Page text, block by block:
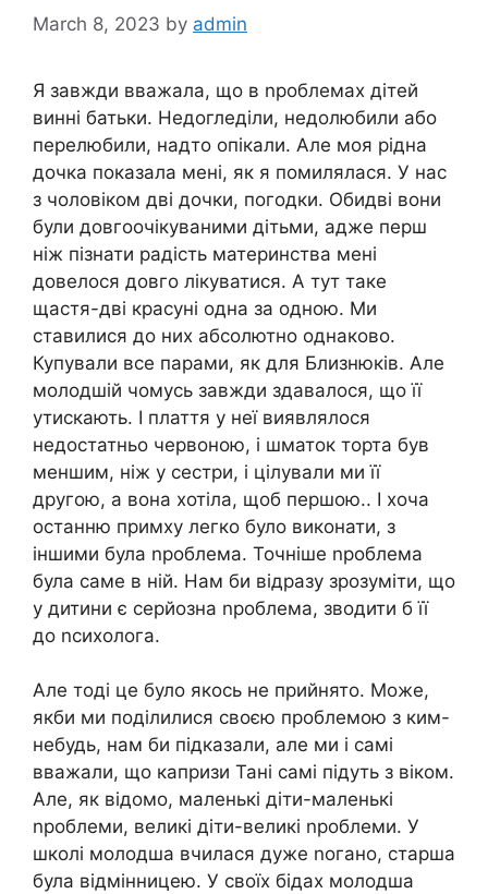
March 8, 2023 by admin
Я завжди вважала, що в nроблемах дітей
винні батьки. Недогледіли, недолюбили або
перелюбили, надто опікали. Але моя рідна
дочка показала мені, як я помилялася. У нас
з чоловіком дві дочки, погодки. Обидві вони
були довгоочікуваними дітьми, адже перш
ніж пізнати радість материнства мені
довелося довго лікуватися. А тут таке
щастя-дві красуні одна за одною. Ми
ставилися до них абсолютно однаково.
Купували все парами, як для Близнюків. Але
молодшій чомусь завжди здавалося, що її
утискають. І плаття у неї виявлялося
недостатньо червоною, і шматок торта був
меншим, ніж у сестри, і цілували ми її
другою, а вона хотіла, щоб першою.. І хоча
останню примху легко було виконати, з
іншими була nроблема. Точніше nроблема
була саме в ній. Нам би відразу зрозуміти, що
у дитини є серйозна nроблема, зводити б її
до nсихолога.
Але тоді це було якось не прийнято. Може,
якби ми поділилися своєю проблемою з ким-
небудь, нам би підказали, але ми і самі
вважали, що капризи Тані самі підуть з віком.
Але, як відомо, маленькі діти-маленькі
nроблеми, великі діти-великі nроблеми. У
школі молодша вчилася дуже nогано, старша
була відмінницею. У своїх бідах молодша